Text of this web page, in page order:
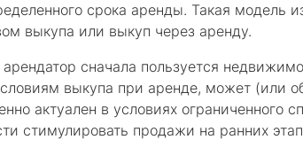
срока аренды. Такая модель
выкупа или выкуп через аренду.
сначала пользуется
выкупа при аренде, может (или
актуален в условиях ограниченного
стимулировать продажи на ранних